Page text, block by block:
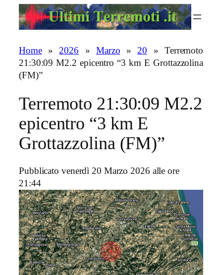
Home»2026 » Marzo »20 » Terremoto
21:30:09 M2.2 epicentro “3 km E Grottazzolina
(FM)”
Terremoto 21:30:09 M2.2
epicentro “3 km E
Grottazzolina (FM)”
Pubblicato venerdì 20 Marzo 2026 alle ore
21:44